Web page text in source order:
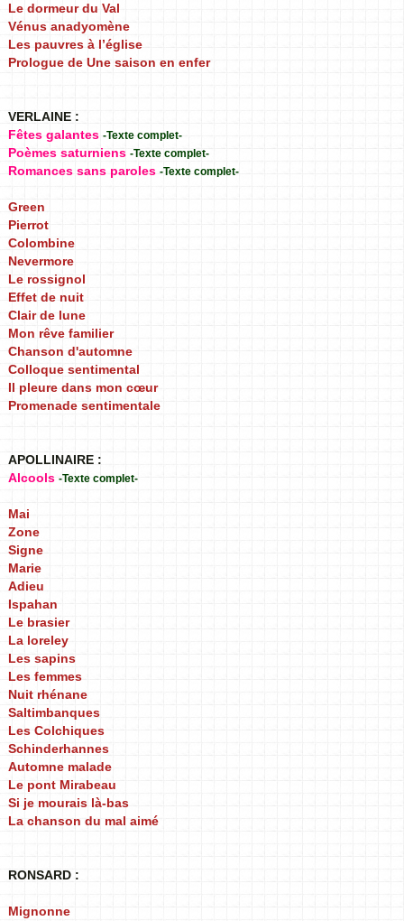
Le dormeur du Val
Vénus anadyomène
Les pauvres à l’église
Prologue de Une saison en enfer
VERLAINE :
Fêtes galantes -Texte complet-
Poèmes saturniens -Texte complet-
Romances sans paroles -Texte complet-
Green
Pierrot
Colombine
Nevermore
Le rossignol
Effet de nuit
Clair de lune
Mon rêve familier
Chanson d'automne
Colloque sentimental
Il pleure dans mon cœur
Promenade sentimentale
APOLLINAIRE :
Alcools -Texte complet-
Mai
Zone
Signe
Marie
Adieu
Ispahan
Le brasier
La loreley
Les sapins
Les femmes
Nuit rhénane
Saltimbanques
Les Colchiques
Schinderhannes
Automne malade
Le pont Mirabeau
Si je mourais là-bas
La chanson du mal aimé
RONSARD :
Mignonne